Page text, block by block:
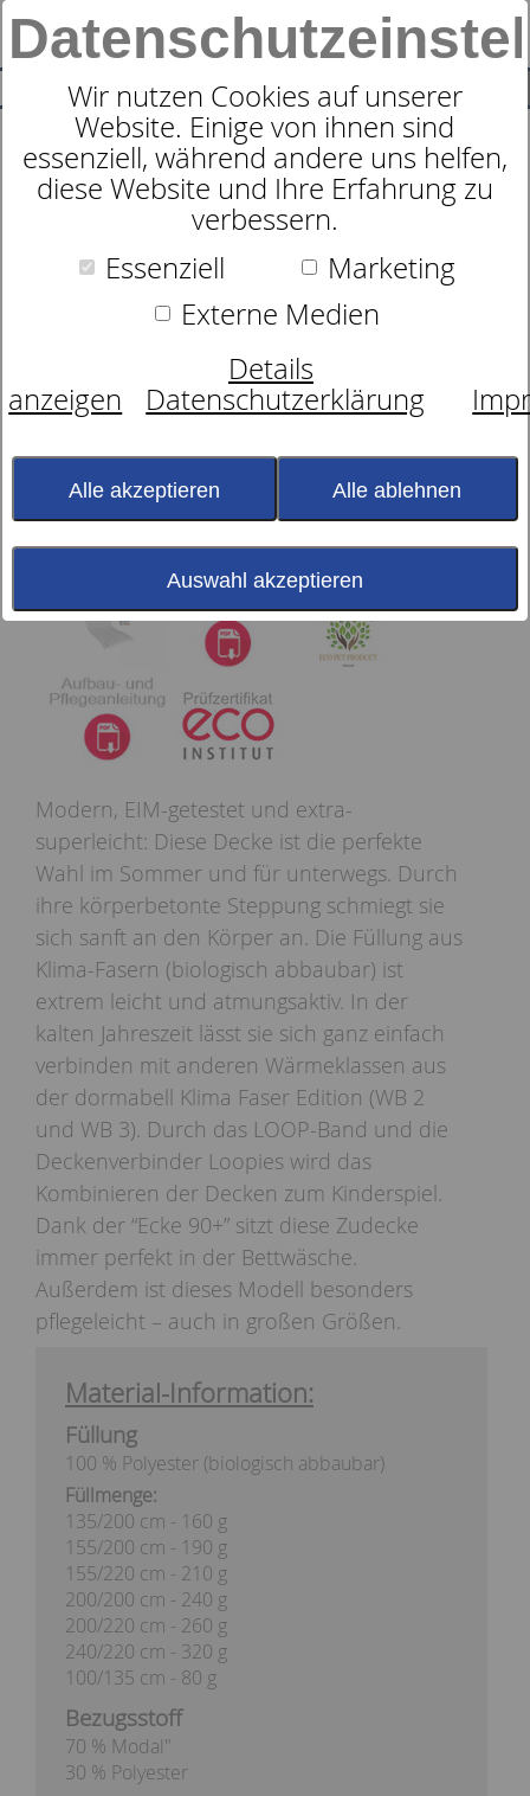
Wir nutzen Cookies auf unserer
Website. Einige von ihnen sind
essenziell, während andere uns helfen,
diese Website und Ihre Erfahrung zu
verbessern.
Essenziell
Marketing
Externe Medien
Details
anzeigen
Datenschutzerklärung
Alle akzeptieren Alle ablehnen
Auswahl akzeptieren
SUCHE
0
Zudecke
dormabell Klima Faser
Edition WB 1
Modern, EIM-getestet und extra-
superleicht: Diese Decke ist die perfekte
Wahl im Sommer und für unterwegs. Durch
ihre körperbetonte Steppung schmiegt sie
sich sanft an den Körper an. Die Füllung aus
Klima-Fasern (biologisch abbaubar) ist
extrem leicht und atmungsaktiv. In der
kalten Jahreszeit lässt sie sich ganz einfach
verbinden mit anderen Wärmeklassen aus
der dormabell Klima Faser Edition (WB 2
und WB 3). Durch das LOOP-Band und die
Deckenverbinder Loopies wird das
Kombinieren der Decken zum Kinderspiel.
Dank der “Ecke 90+” sitzt diese Zudecke
immer perfekt in der Bettwäsche.
Außerdem ist dieses Modell besonders
pflegeleicht – auch in großen Größen.
Material-Information:
Füllung
100 % Polyester (biologisch abbaubar)
Füllmenge:
135/200 cm - 160 g
155/200 cm - 190 g
155/220 cm - 210 g
200/200 cm - 240 g
200/220 cm - 260 g
240/220 cm - 320 g
100/135 cm - 80 g
Bezugsstoff
70 % Modal"
30 % Polyester